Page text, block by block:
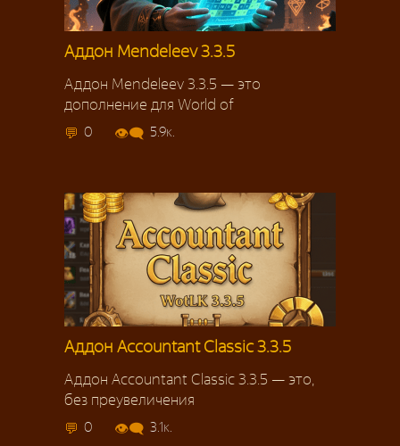
Аддон Mendeleev 3.3.5
Аддон Mendeleev 3.3.5 — это
дополнение для World of
0 5.9к.
Аддон Accountant Classic 3.3.5
Аддон Accountant Classic 3.3.5 — это,
без преувеличения
0 3.1к.